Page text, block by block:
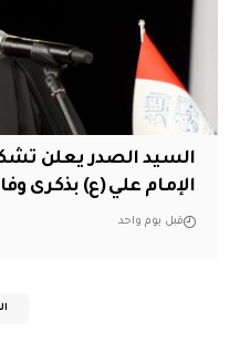
السيد الصدر يعلن
الإمام علي (ع) بذكرى
قبل يوم واحد